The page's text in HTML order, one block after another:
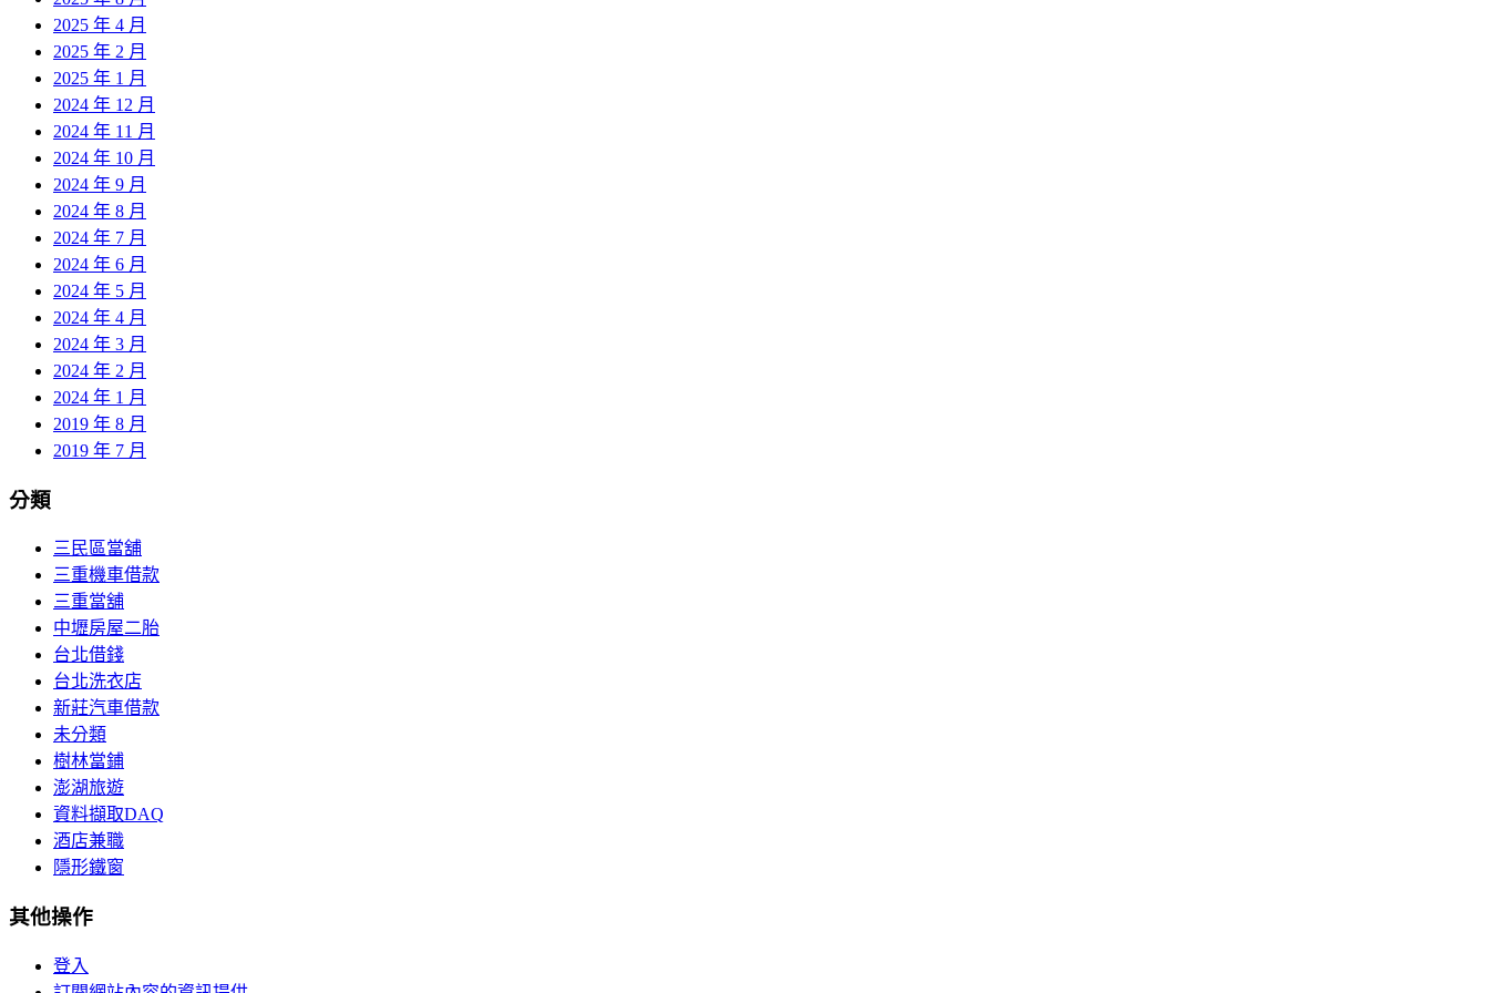
2025 年 4 月
2025 年 2 月
2025 年 1 月
2024 年 12 月
2024 年 11 月
2024 年 10 月
2024 年 9 月
2024 年 8 月
2024 年 7 月
2024 年 6 月
2024 年 5 月
2024 年 4 月
2024 年 3 月
2024 年 2 月
2024 年 1 月
2019 年 8 月
2019 年 7 月
分類
三民區當舖
三重機車借款
三重當舖
中壢房屋二胎
台北借錢
台北洗衣店
新莊汽車借款
未分類
樹林當鋪
澎湖旅遊
資料擷取DAQ
酒店兼職
隱形鐵窗
其他操作
登入